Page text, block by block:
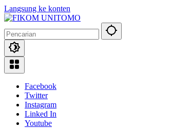
Langsung ke konten
Facebook
Twitter
Instagram
Linked In
Youtube